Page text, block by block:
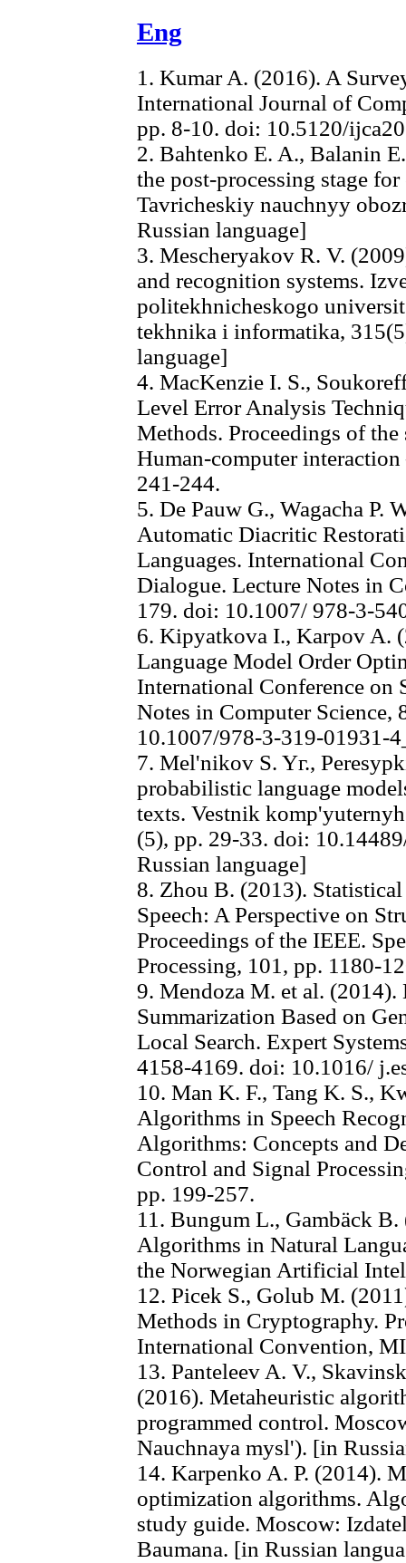
Eng
1. Kumar A. (2016). A
International Journal of
pp. 8-10. doi: 10.5120/
2. Bahtenko E. A., Balanin
the post-processing stage
Tavricheskiy nauchnyy
Russian language]
3. Mescheryakov R. V.
and recognition systems.
politekhnicheskogo
tekhnika i informatika,
language]
4. MacKenzie I. S.,
Level Error Analysis
Methods. Proceedings of
Human-computer
241-244.
5. De Pauw G., Wagacha P.
Automatic Diacritic
Languages. International
Dialogue. Lecture Notes in
179. doi: 10.1007/ 978-3-
6. Kipyatkova I., Karpov A.
Language Model Order
International Conference on
Notes in Computer Science,
10.1007/978-3-319-01931-
7. Mel'nikov S. Yг.,
probabilistic language
texts. Vestnik
(5), pp. 29-33. doi:
Russian language]
8. Zhou B. (2013).
Speech: A Perspective on
Proceedings of the IEEE.
Processing, 101, pp. 1180-
9. Mendoza M. et al.
Summarization Based on
Local Search. Expert
4158-4169. doi: 10.1016/
10. Man K. F., Tang K. S.,
Algorithms in Speech
Algorithms: Concepts and
Control and Signal
pp. 199-257.
11. Bungum L., Gambäck
Algorithms in Natural
the Norwegian Artificial
12. Picek S., Golub M.
Methods in Cryptography.
International Convention,
13. Panteleev A. V.,
(2016). Metaheuristic
programmed control.
Nauchnaya mysl'). [in
14. Karpenko A. P. (2014).
optimization algorithms.
study guide. Moscow:
Baumana. [in Russian